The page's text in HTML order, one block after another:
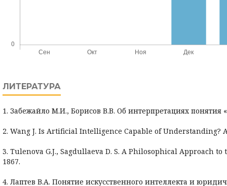
ЛИТЕРАТУРА
1. Забежайло М.И., Борисов В.В. Об интерпретациях понятия
2. Wang J. Is Artificial Intelligence Capable of Understanding?
3. Tulenova G.J., Sagdullaeva D. S. A Philosophical Approach
1867.
4. Лаптев В.А. Понятие искусственного интеллекта и